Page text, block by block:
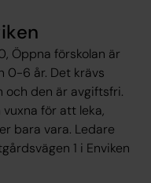
Öppna förskolan är
0-6 år. Det krävs
och den är avgiftsfri.
för att leka,
bara vara. Ledare
1 i Enviken